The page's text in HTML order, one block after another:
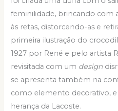
feminilidade, brincando com
às retas, distorcendo-as e
primeira ilustração do
1927 por René e pelo artista
revisitada com um design
se apresenta também na
como elemento decorativo,
herança da Lacoste.